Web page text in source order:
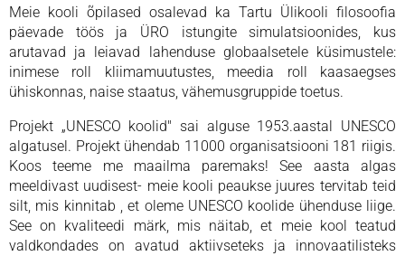
Meie kooli õpilased osalevad ka Tartu Ülikooli filosoofia
päevade töös ja ÜRO istungite simulatsioonides, kus
arutavad ja leiavad lahenduse globaalsetele küsimustele:
inimese roll kliimamuutustes, meedia roll kaasaegses
ühiskonnas, naise staatus, vähemusgruppide toetus.
Projekt „UNESCO koolid" sai alguse 1953.aastal UNESCO
algatusel. Projekt ühendab 11000 organisatsiooni 181 riigis.
Koos teeme me maailma paremaks! See aasta algas
meeldivast uudisest- meie kooli peaukse juures tervitab teid
silt, mis kinnitab , et oleme UNESCO koolide ühenduse liige.
See on kvaliteedi märk, mis näitab, et meie kool teatud
valdkondades on avatud aktiivseteks ja innovaatilisteks